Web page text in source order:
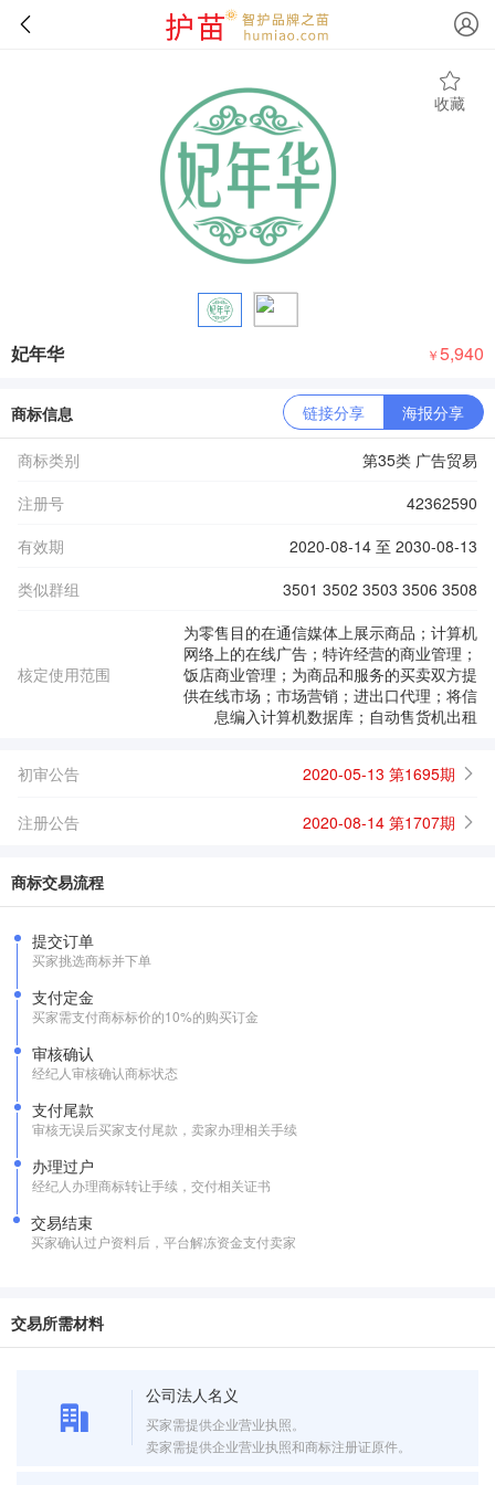
收藏
妃年华 ￥5,940
商标信息 链接分享 海报分享
商标类别
第35类 广告贸易
注册号
42362590
有效期
2020-08-14 至 2030-08-13
类似群组
3501 3502 3503 3506 3508
核定使用范围
为零售目的在通信媒体上展示商品；计算机
网络上的在线广告；特许经营的商业管理；
饭店商业管理；为商品和服务的买卖双方提
供在线市场；市场营销；进出口代理；将信
息编入计算机数据库；自动售货机出租
初审公告 2020-05-13 第1695期
注册公告 2020-08-14 第1707期
商标交易流程
提交订单
买家挑选商标并下单
支付定金
买家需支付商标标价的10%的购买订金
审核确认
经纪人审核确认商标状态
支付尾款
审核无误后买家支付尾款，卖家办理相关手续
办理过户
经纪人办理商标转让手续，交付相关证书
交易结束
买家确认过户资料后，平台解冻资金支付卖家
交易所需材料
公司法人名义
买家需提供企业营业执照。
卖家需提供企业营业执照和商标注册证原件。